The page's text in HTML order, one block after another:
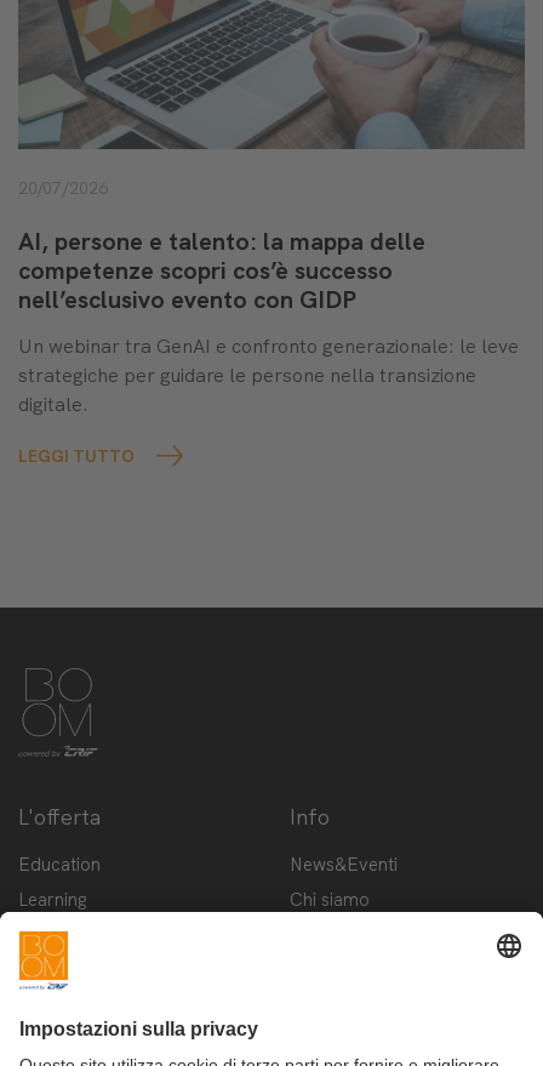
20/07/2026
AI, persone e talento: la mappa delle
competenze scopri cos’è successo
nell’esclusivo evento con GIDP
Un webinar tra GenAI e confronto generazionale: le leve
strategiche per guidare le persone nella transizione
digitale.
LEGGI TUTTO
L'offerta
Education
Learning
Innovation
Startup
Info
News&Eventi
Chi siamo